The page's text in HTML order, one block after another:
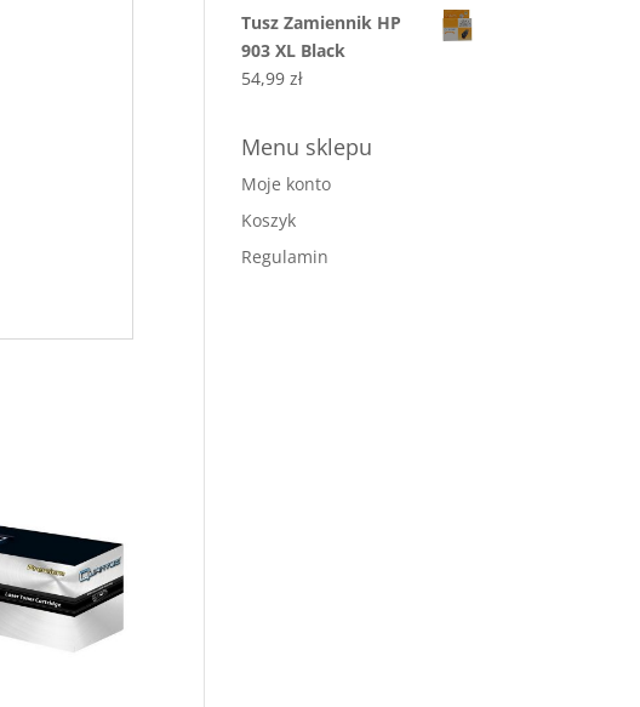
Tusz Zamiennik HP
903 XL Black
54,99zł
Menu sklepu
Moje konto
Koszyk
Regulamin